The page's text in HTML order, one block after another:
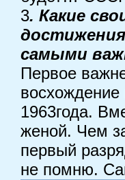
3. Какие
самыми
Первое
1963года.
женой. Чем
первый
не помню.